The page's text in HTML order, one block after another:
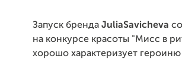
Запуск бренда JuliaSavicheva
на конкурсе красоты "Мисс в
хорошо характеризует героиню